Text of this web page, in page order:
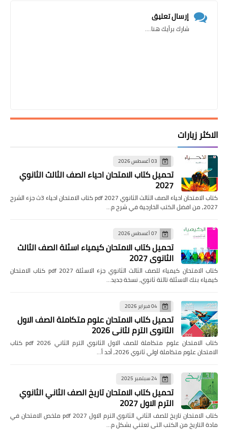
إرسال تعليق
شارك برأيك هنا....
الاكثر زيارات
03 أغسطس 2026
تحميل كتاب الامتحان احياء الصف الثالث الثانوي
2027
كتاب الامتحان احياء الصف الثالث الثانوي pdf 2027 كتاب الامتحان احياء 3ث جزء الشرح
2027, من افضل الكتب الخارجية في شرح م…
07 أغسطس 2026
تحميل كتاب الامتحان كيمياء اسئلة الصف الثالث
الثانوي 2027
كتاب الامتحان كيمياء للصف الثالث الثانوي جزء الاسئلة pdf 2027 كتاب الامتحان
كيمياء بنك الاسئلة تالتة ثانوي, نسخة جديد…
04 فبراير 2026
تحميل كتاب الامتحان علوم متكاملة الصف الاول
الثانوي الترم لثاني 2026
كتاب الامتحان علوم متكاملة للصف الاول الثانوي الترم الثاني pdf 2026 كتاب
الامتحان علوم متكاملة اولي ثانوي 2026, أحد أ…
24 سبتمبر 2025
تحميل كتاب الامتحان تاريخ الصف الثاني الثانوي
الترم الاول 2027
كتاب الامتحان تاريخ للصف الثاني الثانوي الترم الاول pdf 2027 ملخص الامتحان في
مادة التاريخ من الكتب التى تعتني بشكل م…